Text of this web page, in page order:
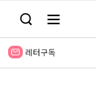
검
창
기
메
전
보
레터구독